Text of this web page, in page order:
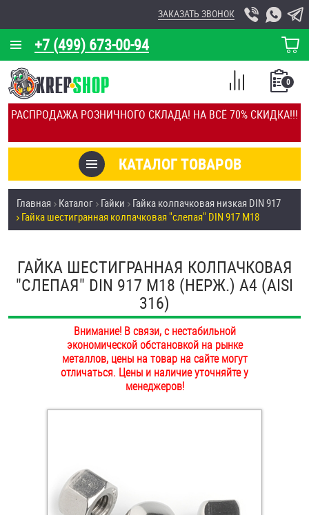
РАСПРОДАЖА РОЗНИЧНОГО СКЛАДА! НА ВСЁ 70% СКИДКА!!!
+7 (499) 673-00-94
ЗАКАЗАТЬ ЗВОНОК
КОРЗИНА
О КОМПАНИИ
КАЛЬКУЛЯТОР
ОТЗЫВЫ
УСЛУГИ
СКИДКИ
ОПТ
ПОКУПАТЕЛЯМ
ОПЛАТА И ДОСТАВКА
НАШИ МАГАЗИНЫ
КАТАЛОГ ТОВАРОВ
0
СПИСОК
СРАВНЕНИЕ
Товары со скидкой
Анкеры
Антивандальный крепёж, инструмент
Заклепки (Гайки-Заклепки)
Главная Каталог Гайки
Гайка колпачковая низкая DIN 917
Гайка шестигранная колпачковая "слепая" DIN 917 М18
ГАЙКА ШЕСТИГРАННАЯ КОЛПАЧКОВАЯ
"СЛЕПАЯ" DIN 917 М18 (НЕРЖ.) A4 (AISI
316)
Внимание! В связи, с нестабильной
экономической обстановкой на рынке
металлов, цены на товар на сайте могут
отличаться. Цены и наличие уточняйте у
менеджеров!